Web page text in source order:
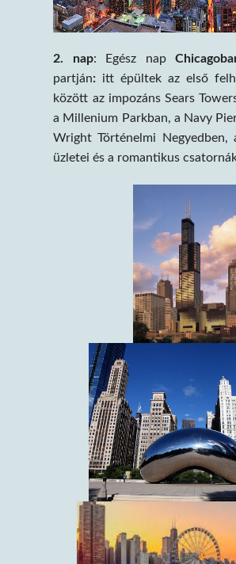
2. nap: Egész nap
partján: itt épültek az első
között az impozáns Sears
a Millenium Parkban, a Navy
Wright Történelmi Negyedben,
üzletei és a romantikus